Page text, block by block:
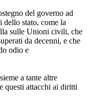
del governo ad
dello stato, come la
sulle Unioni civili, che
da decenni, e che
odio e
a tante altre
questi attacchi ai diritti